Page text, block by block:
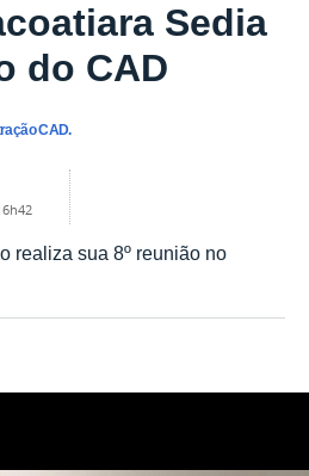
Sedia
do CAD
CAD.
realiza sua 8º reunião no